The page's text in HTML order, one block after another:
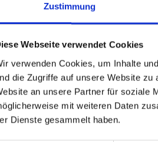
Zustimmung
Webseite verwendet Cookies
verwenden Cookies, um Inhalte
die Zugriffe auf unsere Website
an unsere Partner für soziale
mit weiteren Daten
Dienste gesammelt haben.
Weg (29%)
Asphalt (3%)